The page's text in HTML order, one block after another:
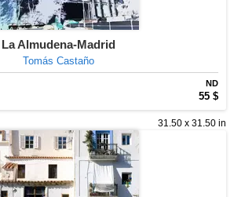
La Almudena-Madrid
Tomás Castaño
ND
55 $
31.50 x 31.50 in